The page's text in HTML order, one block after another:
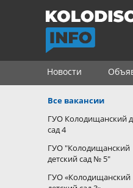
Новости
Все вакансии
ГУО Колодищанский
сад 4
ГУО "Колодищанский
детский сад № 5"
ГУО «Колодищанский